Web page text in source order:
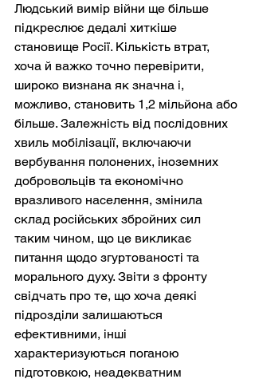
Людський вимір війни ще більше
підкреслює дедалі хиткіше
становище Росії. Кількість втрат,
хоча й важко точно перевірити,
широко визнана як значна і,
можливо, становить 1,2 мільйона або
більше. Залежність від послідовних
хвиль мобілізації, включаючи
вербування полонених, іноземних
добровольців та економічно
вразливого населення, змінила
склад російських збройних сил
таким чином, що це викликає
питання щодо згуртованості та
морального духу. Звіти з фронту
свідчать про те, що хоча деякі
підрозділи залишаються
ефективними, інші
характеризуються поганою
підготовкою, неадекватним